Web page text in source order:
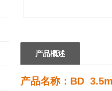
产品概述
产品名称：BD